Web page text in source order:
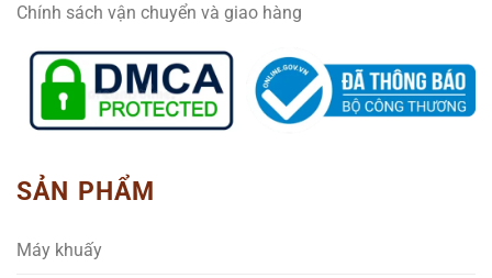
Chính sách vận chuyển và giao hàng
SẢN PHẨM
Máy khuấy